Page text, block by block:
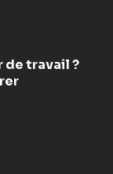
de travail ?